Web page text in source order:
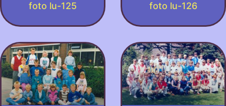
foto lu-125 foto lu-126